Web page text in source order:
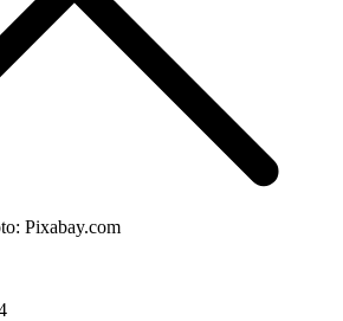
Pixabay.com